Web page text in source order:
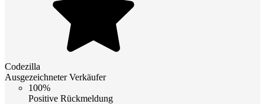
Codezilla
Ausgezeichneter Verkäufer
100%
Positive Rückmeldung